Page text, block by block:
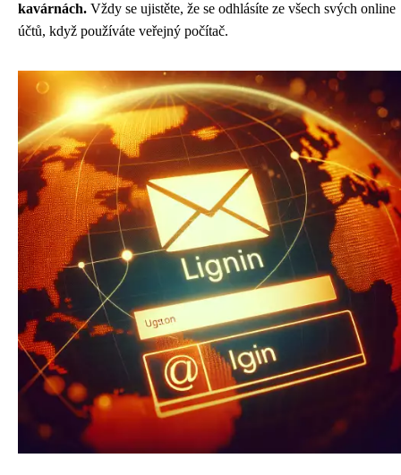
kavárnách. Vždy se ujistěte, že se odhlásíte ze všech svých online
účtů, když používáte veřejný počítač.